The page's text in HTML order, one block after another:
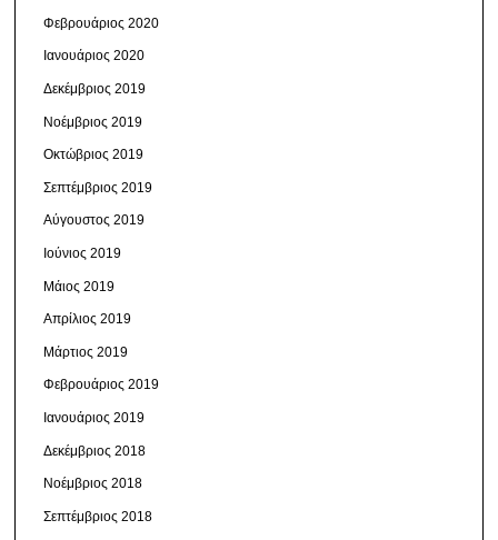
Φεβρουάριος 2020
Ιανουάριος 2020
Δεκέμβριος 2019
Νοέμβριος 2019
Οκτώβριος 2019
Σεπτέμβριος 2019
Αύγουστος 2019
Ιούνιος 2019
Μάιος 2019
Απρίλιος 2019
Μάρτιος 2019
Φεβρουάριος 2019
Ιανουάριος 2019
Δεκέμβριος 2018
Νοέμβριος 2018
Σεπτέμβριος 2018